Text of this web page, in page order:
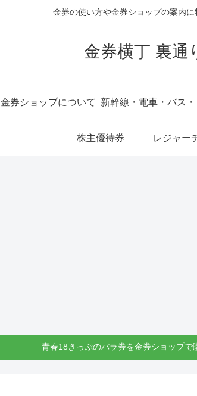
金券の使い方や金券ショップの案内
金券横丁 裏通
金券ショップについて
株主優待券
青春18きっぷのバラ券を金券ショップで